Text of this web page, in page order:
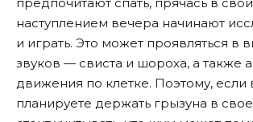
наступлением вечера начинают
и играть. Это может проявляться в
звуков — свиста и шороха, а также
движения по клетке. Поэтому, если
планируете держать грызуна в